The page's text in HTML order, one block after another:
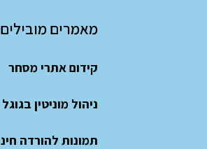
מאמרים
קידום אתרי מסחר
ניהול מוניטין בגוגל
תמונות להורדה